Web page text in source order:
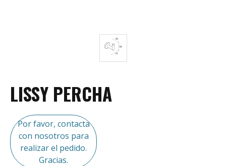
LISSY PERCHA
Por favor, contacta
con nosotros para
realizar el pedido.
Gracias.